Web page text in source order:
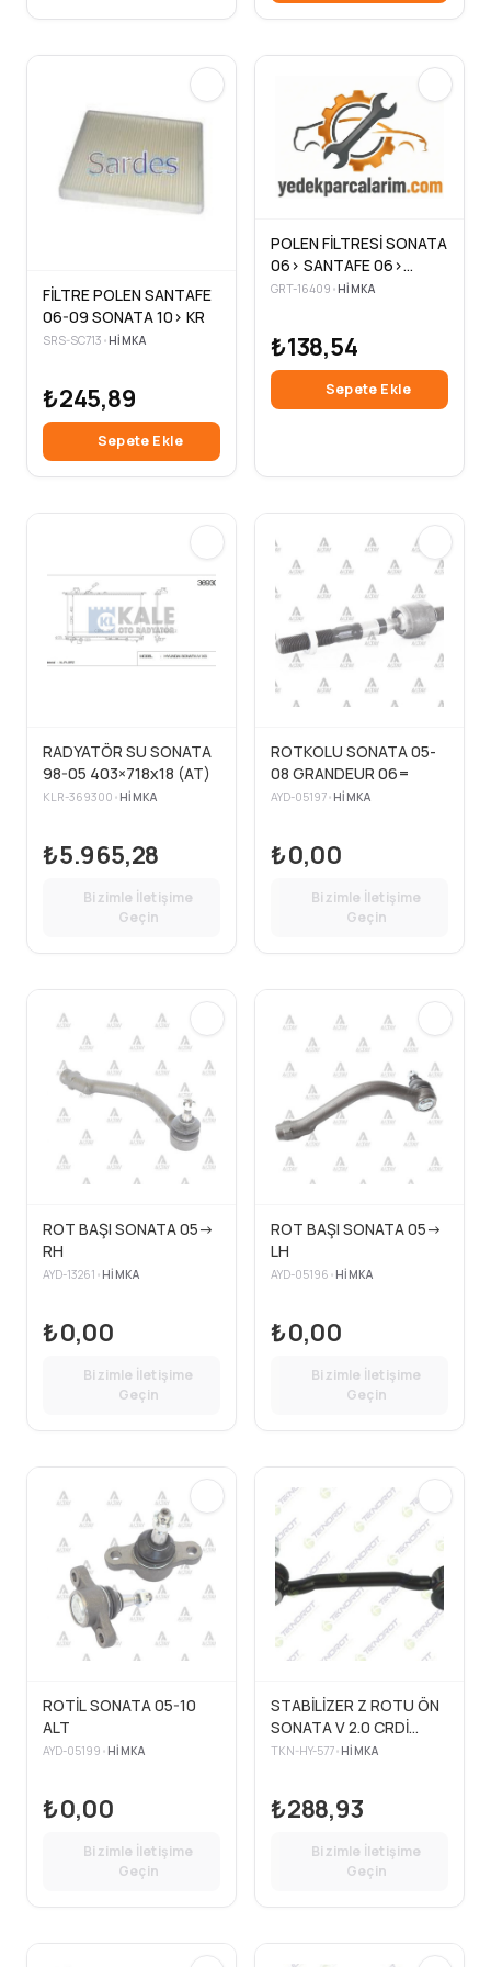
FİLTRE POLEN SANTAFE
06-09 SONATA 10> KR
SRS-SC713 •HIMKA
₺245,89
Sepete Ekle
POLEN FİLTRESİ SONATA
06> SANTAFE 06>
GRANDEUR 06>11 /
GRT-16409 •HIMKA
₺138,54
Sepete Ekle
RADYATÖR SU SONATA
98-05 403×718x18 (AT)
KLR-369300 • HIMKA
₺5.965,28
Bizimle İletişime
Geçin
ROTKOLU SONATA 05-
08 GRANDEUR 06=
AYD-05197• HIMKA
₺0,00
Bizimle İletişime
Geçin
ROT BAŞI SONATA 05->
RH
AYD-13261 • HIMKA
₺0,00
Bizimle İletişime
Geçin
ROT BAŞI SONATA 05->
LH
AYD-05196 • HIMKA
₺0,00
Bizimle İletişime
Geçin
ROTİL SONATA 05-10
ALT
AYD-05199 • HIMKA
₺0,00
Bizimle İletişime
Geçin
STABİLİZER Z ROTU ÖN
SONATA V 2.0 CRDİ
05>10>
TKN-HY-577• HIMKA
₺288,93
Bizimle İletişime
Geçin